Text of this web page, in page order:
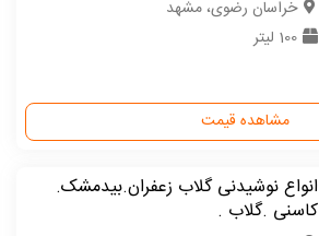
خراسان رضوی، مشهد
100 لیتر
مشاهده قیمت
انواع نوشیدنی گلاب زعفران.بیدمشک.
کاسنی .گلاب .